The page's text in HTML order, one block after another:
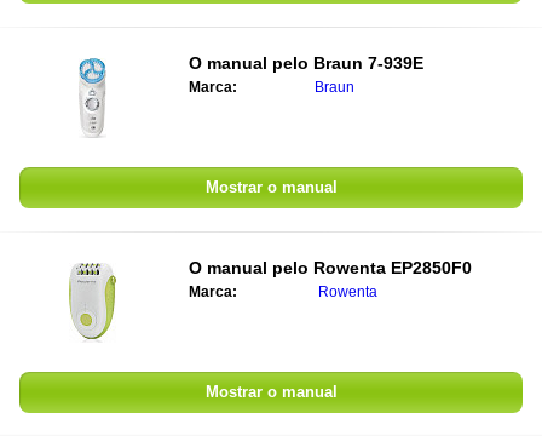
O manual pelo Braun 7-939E
Marca: Braun
Mostrar o manual
O manual pelo Rowenta EP2850F0
Marca: Rowenta
Mostrar o manual